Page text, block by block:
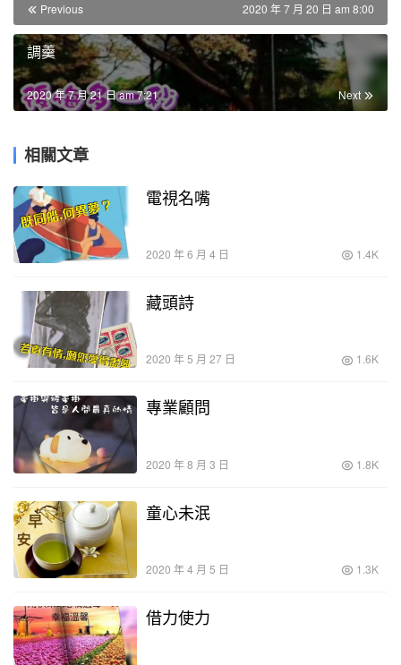
Previous 2020 年 7 月 20 日 am 8:00
調羹
Next
2020 年 7 月 21 日 am 7:21
相關文章
電視名嘴
2020 年 6 月 4 日 1.4K
藏頭詩
2020 年 5 月 27 日 1.6K
專業顧問
2020 年 8 月 3 日 1.8K
童心未泯
2020 年 4 月 5 日 1.3K
借力使力